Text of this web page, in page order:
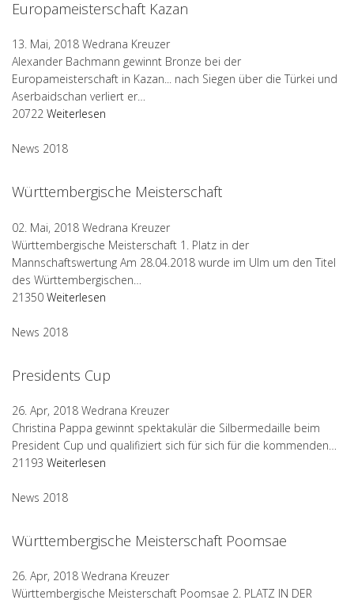
Europameisterschaft Kazan
13. Mai, 2018 Wedrana Kreuzer
Alexander Bachmann gewinnt Bronze bei der
Europameisterschaft in Kazan... nach Siegen über die Türkei und
Aserbaidschan verliert er…
20722 Weiterlesen
News 2018
Württembergische Meisterschaft
02. Mai, 2018 Wedrana Kreuzer
Württembergische Meisterschaft 1. Platz in der
Mannschaftswertung Am 28.04.2018 wurde im Ulm um den Titel
des Württembergischen…
21350 Weiterlesen
News 2018
Presidents Cup
26. Apr, 2018 Wedrana Kreuzer
Christina Pappa gewinnt spektakulär die Silbermedaille beim
President Cup und qualifiziert sich für sich für die kommenden…
21193 Weiterlesen
News 2018
Württembergische Meisterschaft Poomsae
26. Apr, 2018 Wedrana Kreuzer
Württembergische Meisterschaft Poomsae 2. PLATZ IN DER